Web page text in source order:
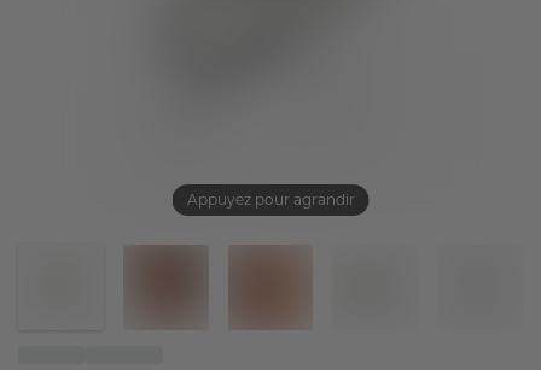
Appuyez pour agrandir